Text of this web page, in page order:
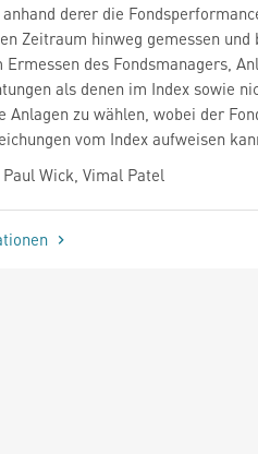
derer die
Zeitraum hinweg gemessen und
des Fondsmanagers,
als denen im Index sowie
Anlagen zu wählen, wobei der
vom Index aufweisen
Wick, Vimal Patel